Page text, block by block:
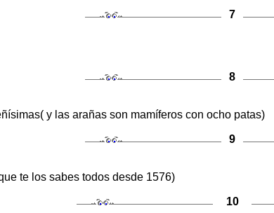
7
8
y las arañas son mamíferos con ocho patas)
9
te los sabes todos desde 1576)
10